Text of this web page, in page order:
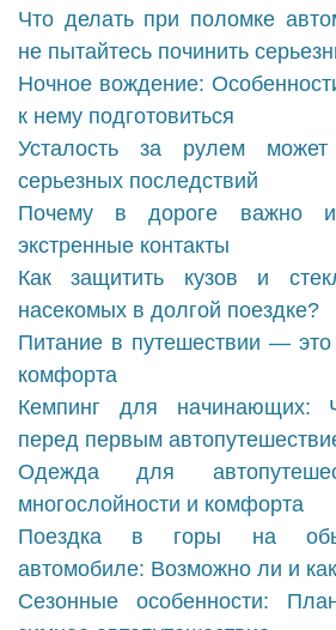
Что делать при поломке
не пытайтесь починить
Ночное вождение:
к нему подготовиться
Усталость за рулем может
серьезных последствий
Почему в дороге важно
экстренные контакты
Как защитить кузов и
насекомых в долгой поездке?
Питание в путешествии — это
комфорта
Кемпинг для начинающих:
перед первым
Одежда для
многослойности и комфорта
Поездка в горы на
автомобиле: Возможно ли и
Сезонные особенности: